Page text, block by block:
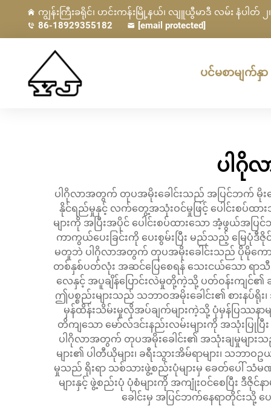
ကျွန်းကြီးခရိုင်၊ ဟင်းကန်းမြို့နယ်၊ လျူယွီမာဒီ လမ်း နံပါတ်
86-18929355182
[email protected]
ပင်မစာမျက်နှာ
ပါဂို
ပါဂိုလာအတွက် တုပအမိုးခေါင်းသည် အပြင်ဘက် မိုး
နိုင်ရည်မှုနှင့် လက်တွေ့အသုံးဝင်မှုဖြင့် ပေါင်းစပ်ထာ
များကို အပြီးအပိုင် ပေါင်းစပ်ထားသော အံ့ဖွယ်အပ
ကာကွယ်ပေးခြင်းကို ပေးစွမ်းပြီး မည်သည့် မြေပုံဒီ
မတူဘဲ ပါဂိုလာအတွက် တုပအမိုးခေါင်းသည် ပိုမိုကော
တစ်နှစ်ပတ်လုံး အဆင်ပြေစေရန် သေးငယ်သော ရာသီ
လေနှင့် အပူချိန်ပြောင်းလဲမှုတို့ကဲ့သို့ ပတ်ဝန်းကျင်၏
ဤပစ္စည်းများသည် သဘာဝအမိုးခေါင်း၏ စားနပ်ရို
မှန်ထိန်းသိမ်းမှုလိုအပ်ချက်များကဲ့သို့ ပုံမှန်ပြဿနာမ
တိကျသော မော်လ်ဒင်းနည်းလမ်းများကို အသုံး
ပါဂိုလာအတွက် တုပအမိုးခေါင်း၏ အသုံးချမှုများသည်
များ၏ ပါတီယိုများ၊ ခရီးသွားအိမ်ရာများ၊ သဘာ
မှုသည် ရိုးရာ သစ်သားဖွဲ့စည်းပုံများမှ ခေတ်ပေါ်
များနှင့် ဖွဲ့စည်းပုံ ပုံစံများကို အကျုံးဝင်စေပြီး
ခေါင်းမှ အပြင်ဘက်နေရာတိုင်းသို့